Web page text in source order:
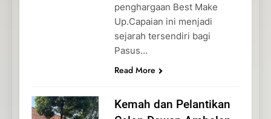
penghargaan Best Make
Up.Capaian ini menjadi
sejarah tersendiri bagi
Pasus…
Read More
Kemah dan Pelantikan